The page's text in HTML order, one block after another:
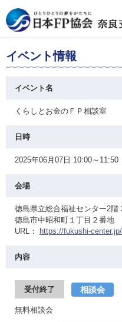
イベント情報
イベント名
くらしとお金のＦＰ相談室
日時
2025年06月07日 10:00～11:50
会場
徳島県立総合福祉センター2階
徳島市中昭和町１丁目２番地
URL：
https://fukushi-
内容
受付終了 相談会
無料相談会